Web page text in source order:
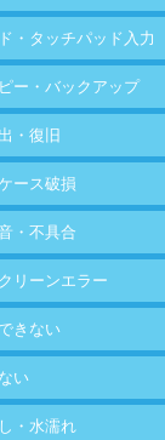
・タッチパッド入力
ー・バックアップ
・復旧
ース破損
・不具合
リーンエラー
きない
い
・水濡れ